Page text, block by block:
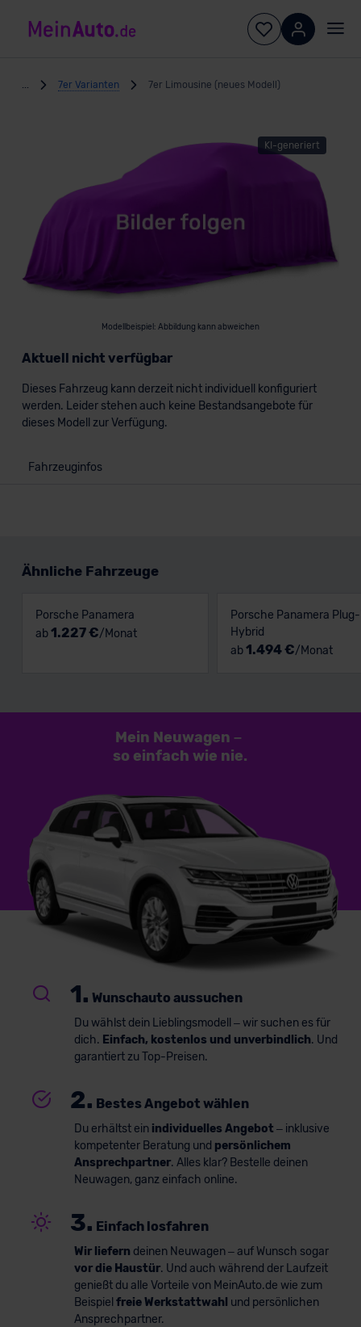
7er Varianten 7er Limousine (neues Modell)
KI-generiert
Modellbeispiel: Abbildung kann abweichen
Aktuell nicht verfügbar
Dieses Fahrzeug kann derzeit nicht individuell konfiguriert
werden. Leider stehen auch keine Bestandsangebote für
dieses Modell zur Verfügung.
Fahrzeuginfos
Ähnliche Fahrzeuge
Porsche Panamera
ab1.227 €/Monat
Porsche Panamera
Hybrid
ab1.494 €/Monat
Mein Neuwagen –
so einfach wie nie.
1. Wunschauto aussuchen
Du wählst dein Lieblingsmodell – wir suchen es für
dich. Einfach, kostenlos und unverbindlich. Und
garantiert zu Top-Preisen.
2. Bestes Angebot wählen
Du erhältst ein individuelles Angebot – inklusive
kompetenter Beratung und persönlichem
Ansprechpartner. Alles klar? Bestelle deinen
Neuwagen, ganz einfach online.
3. Einfach losfahren
Wir liefern deinen Neuwagen – auf Wunsch sogar
vor die Haustür. Und auch während der Laufzeit
genießt du alle Vorteile von MeinAuto.de wie zum
Beispiel freie Werkstattwahl und persönlichen
Ansprechpartner.